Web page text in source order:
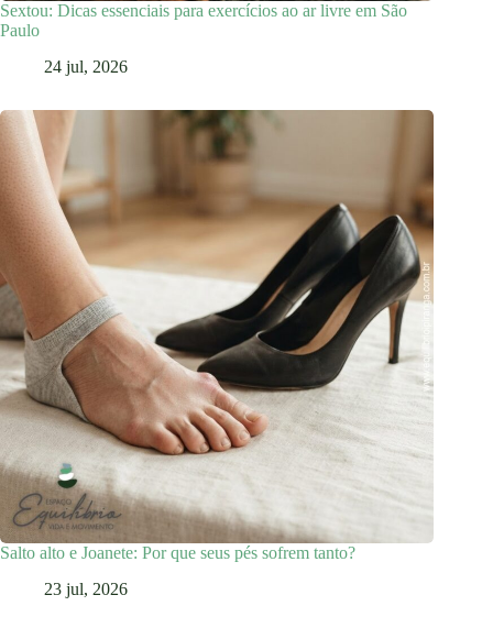
Sextou: Dicas essenciais para exercícios ao ar livre em São
Paulo
24 jul, 2026
Salto alto e Joanete: Por que seus pés sofrem tanto?
23 jul, 2026